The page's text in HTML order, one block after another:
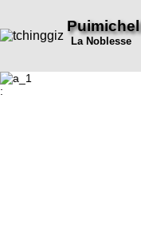
Puimichel
La Noblesse
: